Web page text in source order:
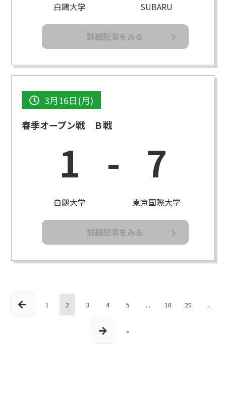
白鷗大学 SUBARU
詳細記事をみる
3月16日(月)
春季オープン戦 Ｂ戦
1
白鷗大学
- 7
東京国際大学
詳細記事をみる
1 2 3 4 5 ... 10 20 ...
»